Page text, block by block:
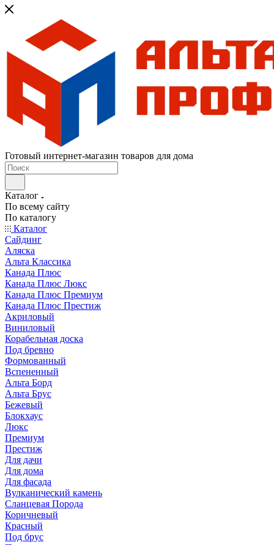
Готовый интернет-магазин товаров для дома
Каталог
По всему сайту
По каталогу
Каталог
Сайдинг
Аляска
Альта Классика
Канада Плюс
Канада Плюс Люкс
Канада Плюс Премиум
Канада Плюс Престиж
Акриловый
Виниловый
Корабельная доска
Под бревно
Формованный
Вспененный
Альта Борд
Альта Брус
Бежевый
Блокхаус
Люкс
Премиум
Престиж
Для дачи
Для дома
Для фасада
Вулканический камень
Сланцевая Порода
Коричневый
Красный
Под брус